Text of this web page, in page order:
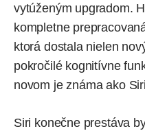
vytúženým upgradom.
kompletne
ktorá dostala nielen
pokročilé kognitívne
novom je známa ako
Siri konečne prestáva